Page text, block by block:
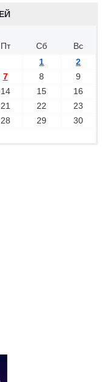
Пт Сб
Вс
1
2
7 8
9
14 15
16
21 22
23
28 29
30